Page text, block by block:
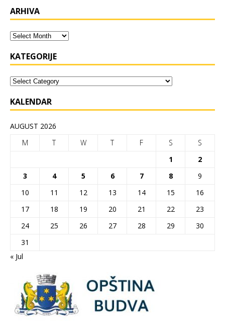
ARHIVA
KATEGORIJE
KALENDAR
AUGUST 2026
M
T W T F S
S
1
2
3
4 5 6 7 8
9
10
11 12 13 14 15
16
17
18 19 20 21 22
23
24
25 26 27 28 29
30
31
« Jul